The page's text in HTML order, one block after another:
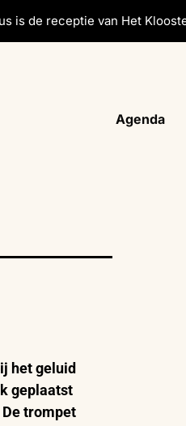
is de receptie van Het
Agenda
het geluid
geplaatst
trompet